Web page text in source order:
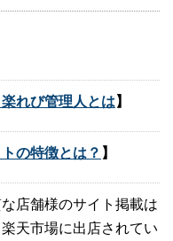
れび管理人とは 】
の特徴とは？ 】
店舗様のサイト掲載は
天市場に出店されてい